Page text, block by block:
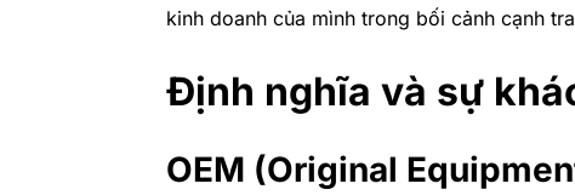
kinh doanh của mình trong bối cảnh cạnh
Định nghĩa và sự
OEM (Original